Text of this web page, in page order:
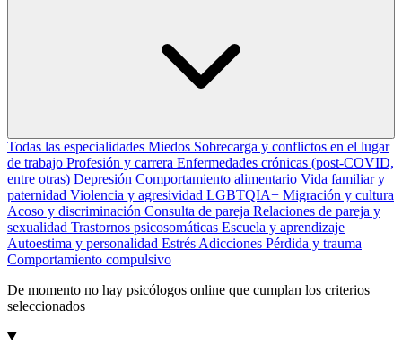
Todas las especialidades Miedos Sobrecarga y conflictos en el lugar
de trabajo Profesión y carrera Enfermedades crónicas (post-COVID,
entre otras) Depresión Comportamiento alimentario Vida familiar y
paternidad Violencia y agresividad LGBTQIA+ Migración y cultura
Acoso y discriminación Consulta de pareja Relaciones de pareja y
sexualidad Trastornos psicosomáticas Escuela y aprendizaje
Autoestima y personalidad Estrés Adicciones Pérdida y trauma
Comportamiento compulsivo
De momento no hay psicólogos online que cumplan los criterios
seleccionados